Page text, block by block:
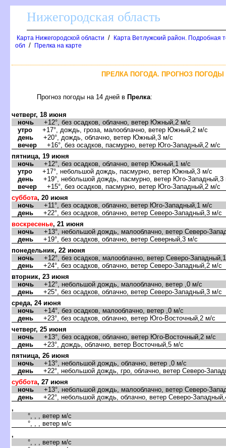
Нижегородская область
Карта Нижегородской области /
Карта Ветлужский район. Подробная
обл / Прелка на карте
ПРЕЛКА ПОГОДА. ПРОГНОЗ ПОГОДЫ
Прогноз погоды на 14 дней Прелка:
четверг, 18 июня
ночь +12°, без осадков, облачно, ветер Южный,2 м/с
утро +17°, дождь, гроза, малооблачно, ветер Южный,2 м/с
день +20°, дождь, облачно, ветер Южный,3 м/с
ечер +16°, без осадков, пасмурно, ветер Юго-Западный,2 м/с
пятница, 19 июня
ночь +12°, без осадков, облачно, ветер Южный,1 м/с
утро +17°, небольшой дождь, пасмурно, ветер Южный,3 м/с
день +19°, небольшой дождь, пасмурно, ветер Юго-Западный,3
ечер +15°, без осадков, пасмурно, ветер Юго-Западный,2 м/с
суббота, 20 июня
ночь +11°, без осадков, облачно, ветер Юго-Западный,1 м/с
день +22°, без осадков, облачно, ветер Северо-Западный,3 м/с
оскресенье, 21 июня
ночь +13°, небольшой дождь, малооблачно, ветер Северо-
день +19°, без осадков, облачно, ветер Северный,3 м/с
понедельник, 22 июня
ночь +12°, без осадков, малооблачно, ветер Северо-
день +24°, без осадков, облачно, ветер Северо-Западный,2 м/с
торник, 23 июня
ночь +12°, небольшой дождь, малооблачно, ветер ,0 м/с
день +25°, без осадков, облачно, ветер Северо-Западный,3 м/с
среда, 24 июня
ночь +14°, без осадков, малооблачно, ветер ,0 м/с
день +23°, без осадков, облачно, ветер Юго-Восточный,2 м/с
четверг, 25 июня
ночь +13°, без осадков, облачно, ветер Юго-Восточный,2 м/с
день +23°, дождь, облачно, ветер Восточный,5 м/с
пятница, 26 июня
ночь +13°, небольшой дождь, облачно, ветер ,0 м/с
день +22°, небольшой дождь, гро, облачно, ветер Северо-
суббота, 27 июня
ночь +13°, небольшой дождь, малооблачно, ветер Северо-
день +22°, небольшой дождь, облачно, ветер Северо-
,
°, , , ветер м/с
°, , , ветер м/с
,
°, , , ветер м/с